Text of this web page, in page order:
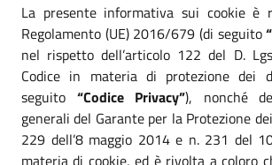
La presente informativa sui cookie è
Regolamento (UE) 2016/679 (di seguito
nel rispetto dell’articolo 122 del D.
Codice in materia di protezione dei
seguito “Codice Privacy”), nonché
generali del Garante per la Protezione
229 dell’8 maggio 2014 e n. 231 del
materia di cookie, ed è rivolta a coloro